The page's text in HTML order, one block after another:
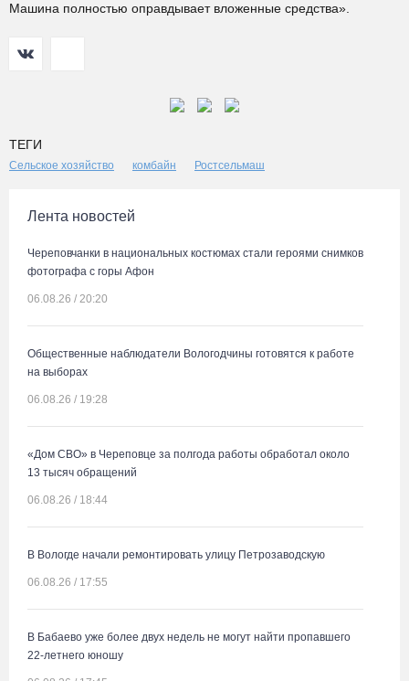
Машина полностью оправдывает вложенные средства».
ТЕГИ
Сельское хозяйство комбайн Ростсельмаш
Лента новостей
Череповчанки в национальных костюмах стали героями снимков
фотографа с горы Афон
06.08.26 / 20:20
Общественные наблюдатели Вологодчины готовятся к работе
на выборах
06.08.26 / 19:28
«Дом СВО» в Череповце за полгода работы обработал около
13 тысяч обращений
06.08.26 / 18:44
В Вологде начали ремонтировать улицу Петрозаводскую
06.08.26 / 17:55
В Бабаево уже более двух недель не могут найти пропавшего
22-летнего юношу